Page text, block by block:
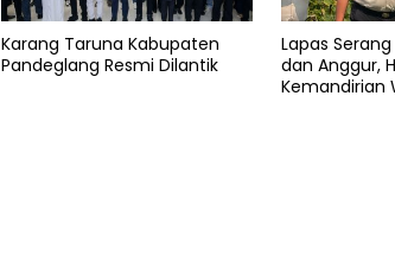
Karang Taruna Kabupaten
Pandeglang Resmi Dilantik
Lapas
dan Anggur,
Kemandirian